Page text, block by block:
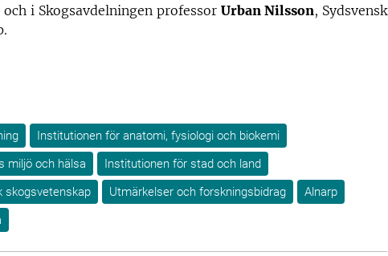
och i Skogsavdelningen professor Urban Nilsson, Sydsvensk
Institutionen för anatomi, fysiologi och biokemi
miljö och hälsa
Institutionen för stad och land
skogsvetenskap
Utmärkelser och forskningsbidrag
Alnarp